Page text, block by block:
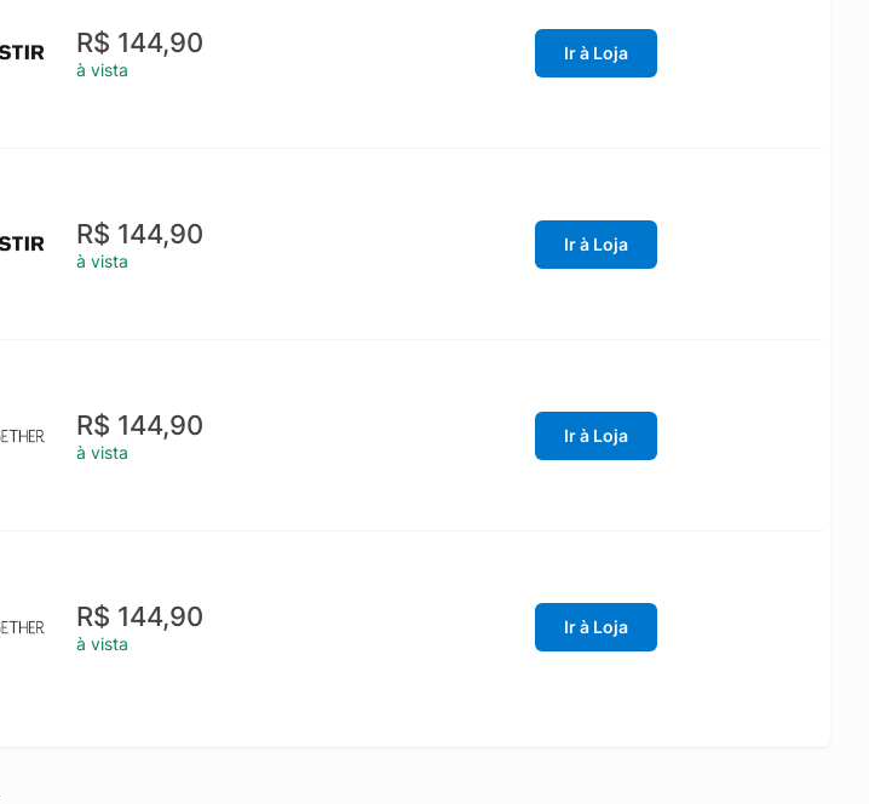
R$ 144,90
à vista
Ir à Loja
R$ 144,90
à vista
Ir à Loja
R$ 144,90
à vista
Ir à Loja
R$ 144,90
à vista
Ir à Loja